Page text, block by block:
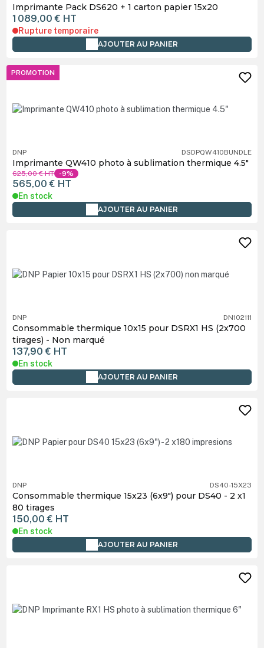
Imprimante Pack DS620 + 1 carton papier 15x20
1 089,00 € HT
Rupture temporaire
AJOUTER AU PANIER
PROMOTION
DNP DSDPQW410BUNDLE
Imprimante QW410 photo à sublimation thermique 4.5"
625,00 €HT -9%
565,00 € HT
En stock
AJOUTER AU PANIER
DNP DN102111
Consommable thermique 10x15 pour DSRX1 HS (2x700
tirages) - Non marqué
137,90 € HT
En stock
AJOUTER AU PANIER
DNP DS40-15X23
Consommable thermique 15x23 (6x9") pour DS40 - 2 x1
80 tirages
150,00 € HT
En stock
AJOUTER AU PANIER